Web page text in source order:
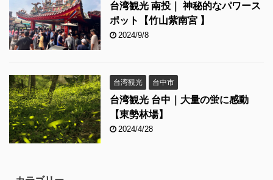
台湾観光 南投｜ 神秘的なパワース
ポット【竹山紫南宮 】
2024/9/8
台湾観光 台中市
台湾観光 台中｜大量の蛍に感動
【東勢林場】
2024/4/28